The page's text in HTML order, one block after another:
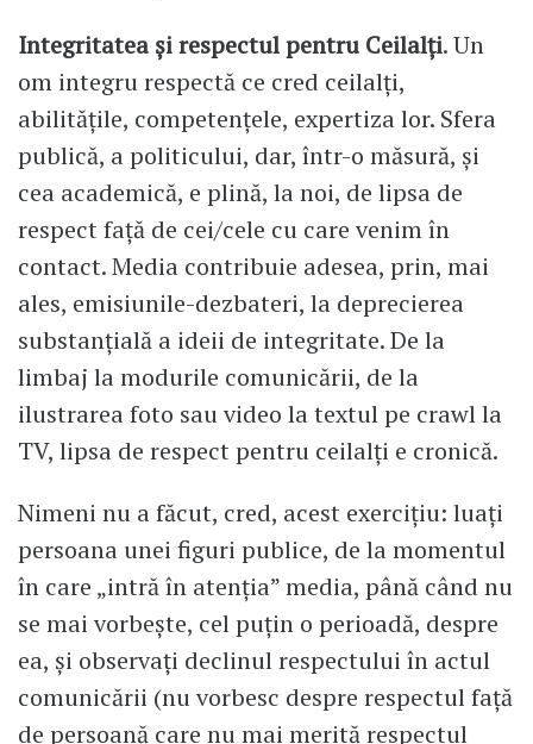
Integritatea și respectul pentru Ceilalți. Un
om integru respectă ce cred ceilalți,
abilitățile, competențele, expertiza lor. Sfera
publică, a politicului, dar, într-o măsură, și
cea academică, e plină, la noi, de lipsa de
respect față de cei/cele cu care venim în
contact. Media contribuie adesea, prin, mai
ales, emisiunile-dezbateri, la deprecierea
substanțială a ideii de integritate. De la
limbaj la modurile comunicării, de la
ilustrarea foto sau video la textul pe crawl la
TV, lipsa de respect pentru ceilalți e cronică.
Nimeni nu a făcut, cred, acest exercițiu: luați
persoana unei figuri publice, de la momentul
în care „intră în atenția” media, până când nu
se mai vorbește, cel puțin o perioadă, despre
ea, și observați declinul respectului în actul
comunicării (nu vorbesc despre respectul față
de persoană care nu mai merită respectul